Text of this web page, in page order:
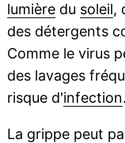
lumièredu soleil,
des détergents
Comme le virus
des lavages
risque d'infection.
La grippe peut